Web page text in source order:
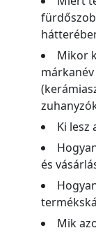
Mikor
Ki lesz
és
Mik